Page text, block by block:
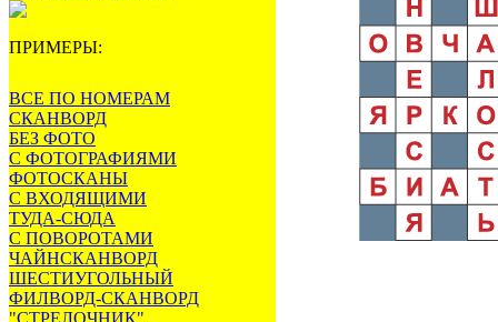
ПРИМЕРЫ:
ВСЕ ПО НОМЕРАМ
СКАНВОРД
БЕЗ ФОТО
С ФОТОГРАФИЯМИ
ФОТОСКАНЫ
С ВХОДЯЩИМИ
ТУДА-СЮДА
С ПОВОРОТАМИ
ЧАЙНСКАНВОРД
ШЕСТИУГОЛЬНЫЙ
ФИЛВОРД-СКАНВОРД
"СТРЕЛОЧНИК"